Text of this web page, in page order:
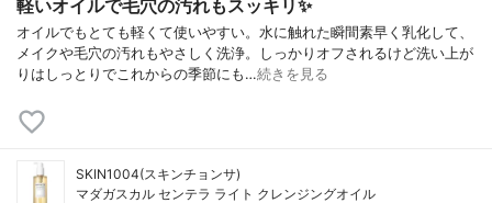
軽いオイルで毛穴の汚れもスッキリ✨
オイルでもとても軽くて使いやすい。水に触れた瞬間素早く乳化して、
メイクや毛穴の汚れもやさしく洗浄。しっかりオフされるけど洗い上が
りはしっとりでこれからの季節にも…続きを見る
SKIN1004(スキンチョンサ)
マダガスカル センテラ ライト クレンジングオイル